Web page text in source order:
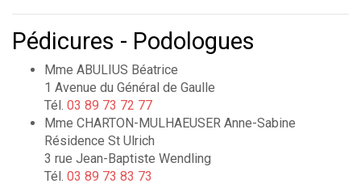
Pédicures - Podologues
Mme ABULIUS Béatrice
1 Avenue du Général de Gaulle
Tél. 03 89 73 72 77
Mme CHARTON-MULHAEUSER Anne-Sabine
Résidence St Ulrich
3 rue Jean-Baptiste Wendling
Tél. 03 89 73 83 73